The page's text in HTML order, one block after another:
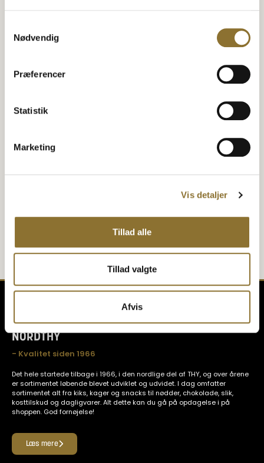
Nødvendig
Præferencer
Statistik
Marketing
Vis detaljer
Tillad alle
Tillad valgte
Afvis
TILFØJ TIL KURV
+
+
NORDTHY
- Kvalitet siden 1966
Det hele startede tilbage i 1966, i den nordlige del af THY, og over årene
er sortimentet løbende blevet udviklet og udvidet. I dag omfatter
sortimentet alt fra kiks, kager og snacks til nødder, chokolade, slik,
kosttilskud og dagligvarer. Alt dette kan du gå på opdagelse i på
shoppen. God fornøjelse!
Læs mere